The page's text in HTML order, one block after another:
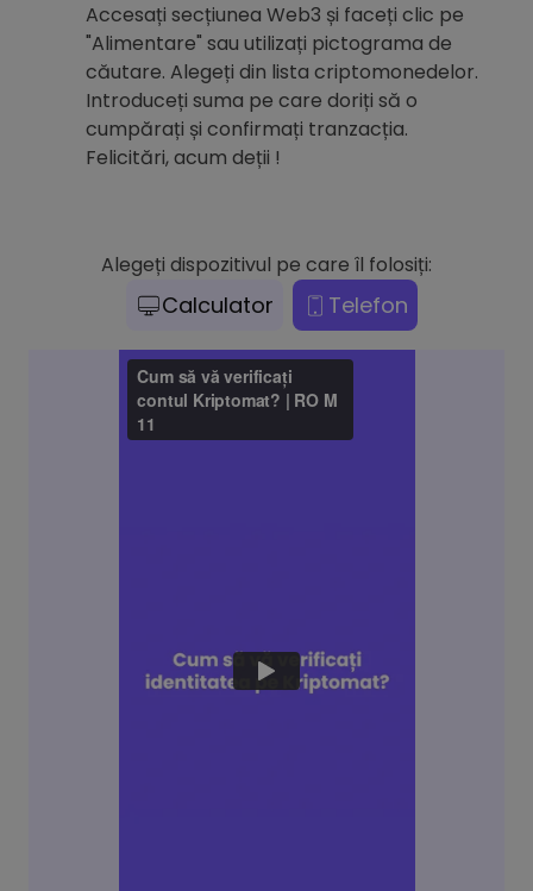
Accesați secțiunea Web3 și faceți clic pe
"Alimentare" sau utilizați pictograma de
căutare. Alegeți din lista criptomonedelor.
Introduceți suma pe care doriți să o
cumpărați și confirmați tranzacția.
Felicitări, acum deții !
Alegeți dispozitivul pe care îl folosiți:
Calculator Telefon